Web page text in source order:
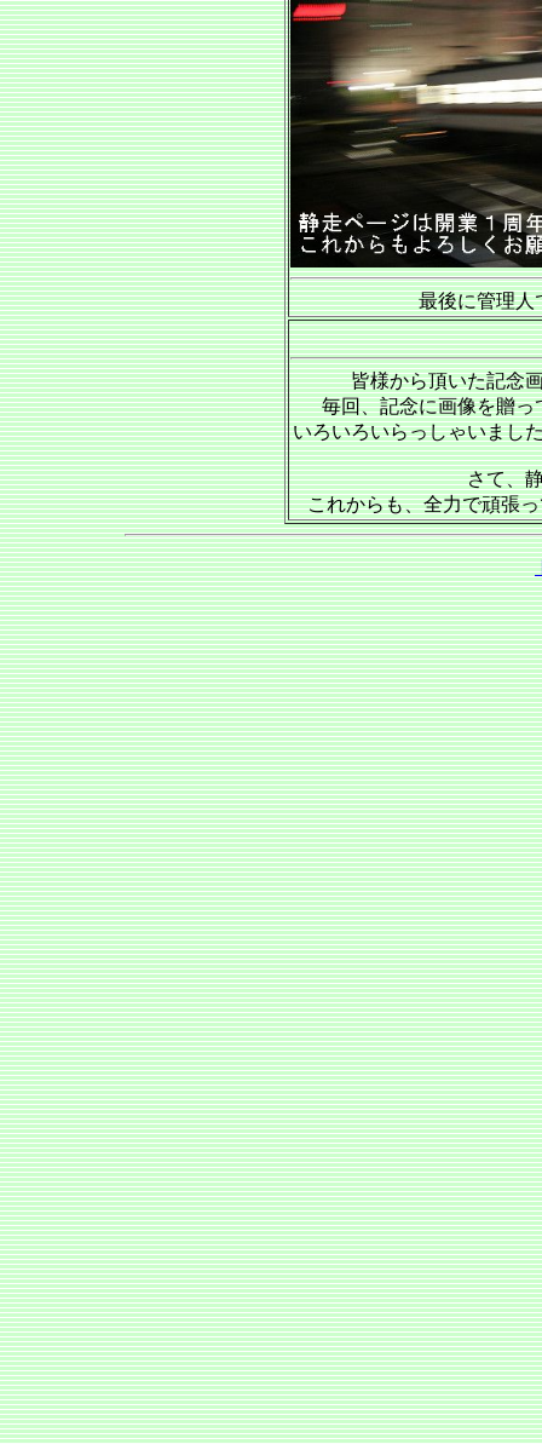
最後に管理人
皆様から頂いた記念
毎回、記念に画像を贈
いろいろいらっしゃいまし
さて、
これからも、全力で頑張